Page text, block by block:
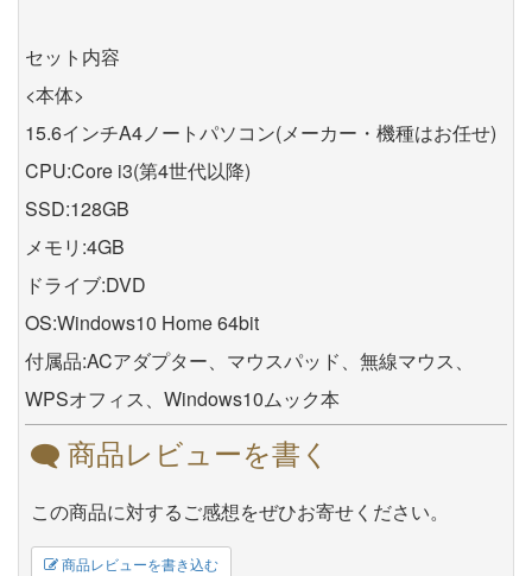
セット内容
<本体>
15.6インチA4ノートパソコン(メーカー・機種はお任せ)
CPU:Core i3(第4世代以降)
SSD:128GB
メモリ:4GB
ドライブ:DVD
OS:Windows10 Home 64bit
付属品:ACアダプター、マウスパッド、無線マウス、
WPSオフィス、Windows10ムック本
商品レビューを書く
この商品に対するご感想をぜひお寄せください。
商品レビューを書き込む